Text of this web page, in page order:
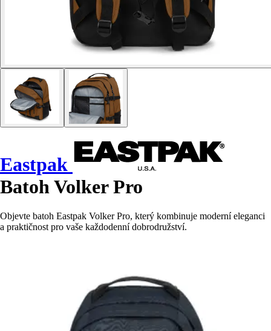
Eastpak
Batoh Volker Pro
Objevte batoh Eastpak Volker Pro, který kombinuje moderní eleganci
a praktičnost pro vaše každodenní dobrodružství.